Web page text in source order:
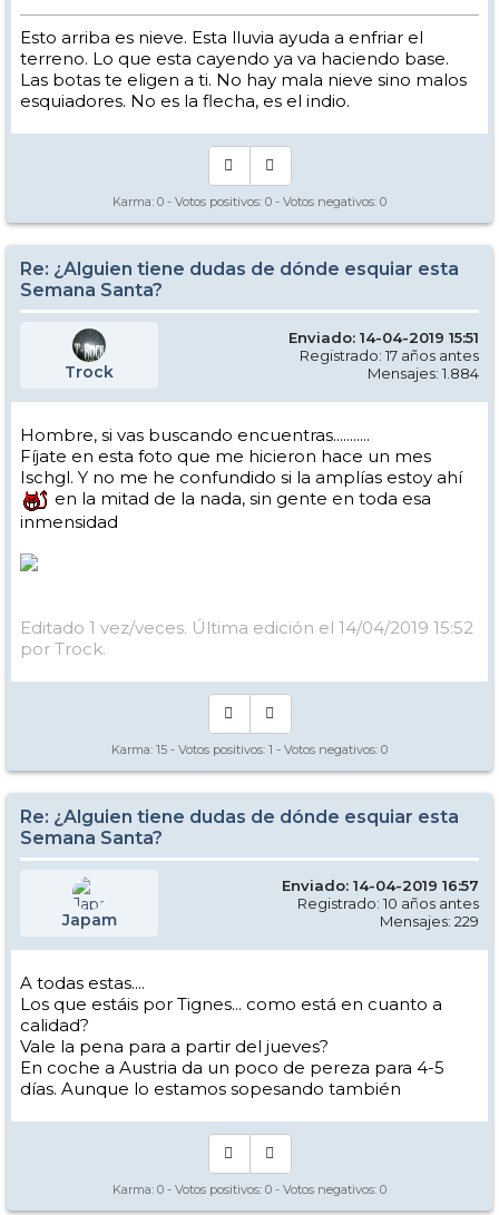
polvo, este año Austria no defrauda
Esto arriba es nieve. Esta lluvia ayuda a enfriar el
terreno. Lo que esta cayendo ya va haciendo base.
Las botas te eligen a ti. No hay mala nieve sino malos
esquiadores. No es la flecha, es el indio.
Karma: 0 - Votos positivos: 0 - Votos negativos: 0
Re: ¿Alguien tiene dudas de dónde esquiar esta
Semana Santa?
Trock
Enviado: 14-04-2019 15:51
Registrado: 17 años antes
Mensajes: 1.884
Hombre, si vas buscando encuentras...........
Fíjate en esta foto que me hicieron hace un mes
Ischgl. Y no me he confundido si la amplías estoy ahí
en la mitad de la nada, sin gente en toda esa
inmensidad
Editado 1 vez/veces. Última edición el 14/04/2019 15:52
por Trock.
Karma: 15 - Votos positivos: 1 - Votos negativos: 0
Re: ¿Alguien tiene dudas de dónde esquiar esta
Semana Santa?
Japam
Enviado: 14-04-2019 16:57
Registrado: 10 años antes
Mensajes: 229
A todas estas....
Los que estáis por Tignes... como está en cuanto a
calidad?
Vale la pena para a partir del jueves?
En coche a Austria da un poco de pereza para 4-5
días. Aunque lo estamos sopesando también
Karma: 0 - Votos positivos: 0 - Votos negativos: 0